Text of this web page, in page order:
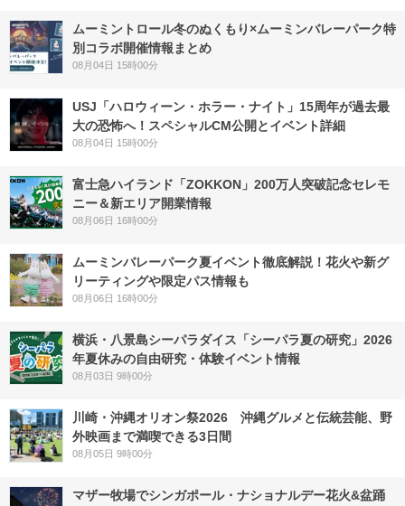
ムーミントロール冬のぬくもり×ムーミンバレーパーク特
別コラボ開催情報まとめ
08月04日 15時00分
USJ「ハロウィーン・ホラー・ナイト」15周年が過去最
大の恐怖へ！スペシャルCM公開とイベント詳細
08月04日 15時00分
富士急ハイランド「ZOKKON」200万人突破記念セレモ
ニー＆新エリア開業情報
08月06日 16時00分
ムーミンバレーパーク夏イベント徹底解説！花火や新グ
リーティングや限定パス情報も
08月06日 16時00分
横浜・八景島シーパラダイス「シーパラ夏の研究」2026
年夏休みの自由研究・体験イベント情報
08月03日 9時00分
川崎・沖縄オリオン祭2026 沖縄グルメと伝統芸能、野
外映画まで満喫できる3日間
08月05日 9時00分
マザー牧場でシンガポール・ナショナルデー花火&盆踊